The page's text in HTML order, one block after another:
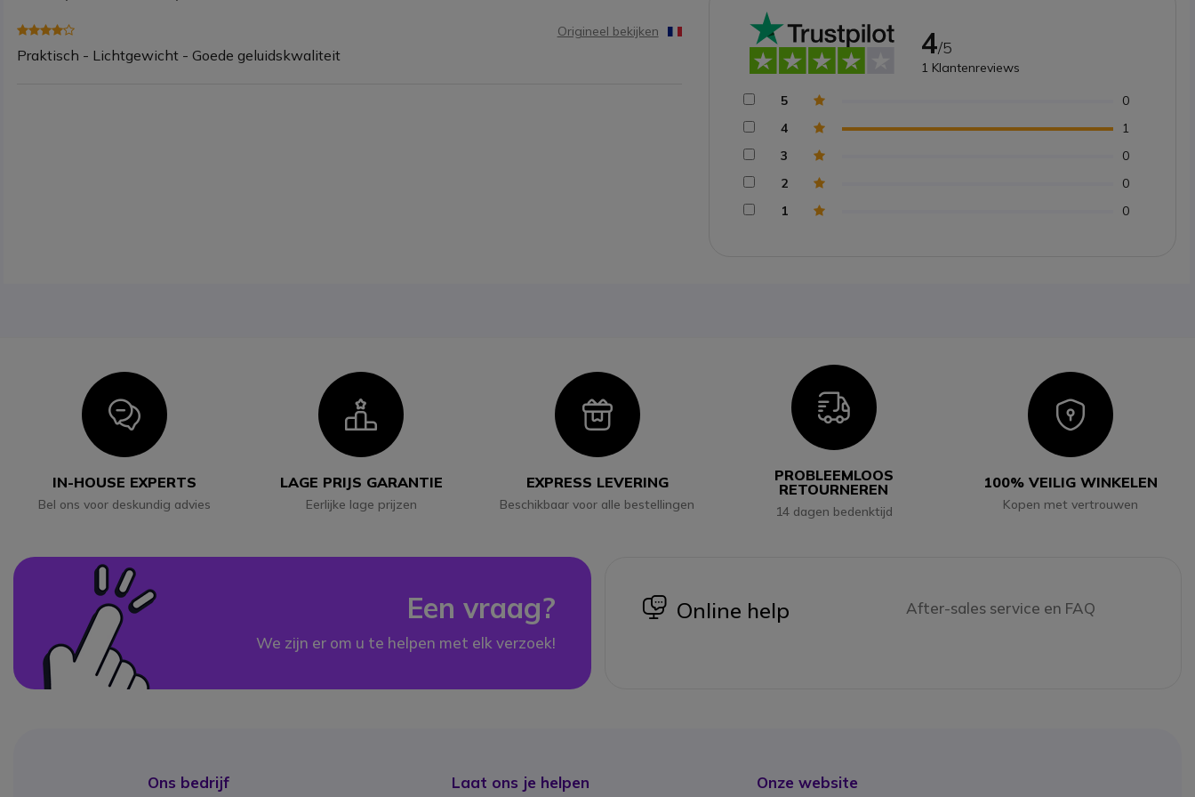
Praktisch - Lichtgewicht - Goede geluidskwaliteit
Origineel bekijken 4/5
1 Klantenreviews
5
0
4
1
3
0
2
0
1
0
Icon
IN-HOUSE EXPERTS
Bel ons voor deskundig advies
Icon
LAGE PRIJS GARANTIE
Eerlijke lage prijzen
Icon
EXPRESS LEVERING
Beschikbaar voor alle bestellingen
Icon
PROBLEEMLOOS
RETOURNEREN
14 dagen bedenktijd
Icon
100% VEILIG WINKELEN
Kopen met vertrouwen
Een vraag?
We zijn er om u te helpen met elk verzoek!
icon
Online help After-sales service en FAQ
Ons bedrijf Laat ons je helpen Onze website